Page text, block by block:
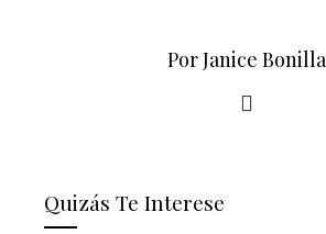
Por Janice Bonilla
Quizás Te Interese